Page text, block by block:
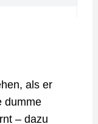
als er
dumme
– dazu